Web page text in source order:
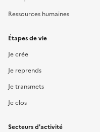
Ressources humaines
Étapes de vie
Je crée
Je reprends
Je transmets
Je clos
Secteurs d'activité